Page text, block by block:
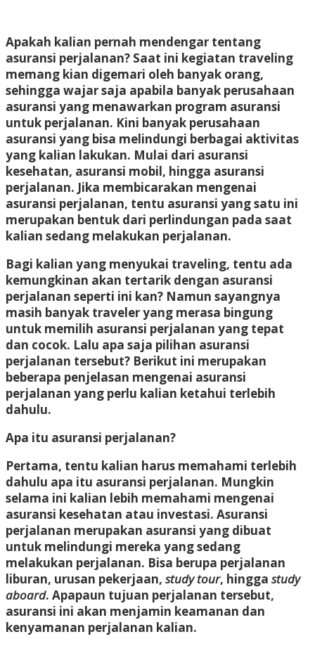
Apakah kalian pernah mendengar tentang
asuransi perjalanan? Saat ini kegiatan traveling
memang kian digemari oleh banyak orang,
sehingga wajar saja apabila banyak perusahaan
asuransi yang menawarkan program asuransi
untuk perjalanan. Kini banyak perusahaan
asuransi yang bisa melindungi berbagai aktivitas
yang kalian lakukan. Mulai dari asuransi
kesehatan, asuransi mobil, hingga asuransi
perjalanan. Jika membicarakan mengenai
asuransi perjalanan, tentu asuransi yang satu ini
merupakan bentuk dari perlindungan pada saat
kalian sedang melakukan perjalanan.
Bagi kalian yang menyukai traveling, tentu ada
kemungkinan akan tertarik dengan asuransi
perjalanan seperti ini kan? Namun sayangnya
masih banyak traveler yang merasa bingung
untuk memilih asuransi perjalanan yang tepat
dan cocok. Lalu apa saja pilihan asuransi
perjalanan tersebut? Berikut ini merupakan
beberapa penjelasan mengenai asuransi
perjalanan yang perlu kalian ketahui terlebih
dahulu.
Apa itu asuransi perjalanan?
Pertama, tentu kalian harus memahami terlebih
dahulu apa itu asuransi perjalanan. Mungkin
selama ini kalian lebih memahami mengenai
asuransi kesehatan atau investasi. Asuransi
perjalanan merupakan asuransi yang dibuat
untuk melindungi mereka yang sedang
melakukan perjalanan. Bisa berupa perjalanan
liburan, urusan pekerjaan, study tour, hingga study
aboard. Apapaun tujuan perjalanan tersebut,
asuransi ini akan menjamin keamanan dan
kenyamanan perjalanan kalian.